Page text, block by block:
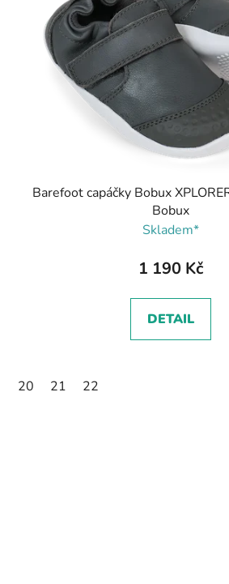
Barefoot capáčky Bobux
Bobux
Skladem*
1 190 Kč
DETAIL
20 21 22